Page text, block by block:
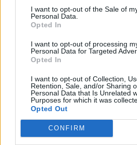
I want to opt-out of the Sale of
Personal Data.
Opted In
I want to opt-out of processing
Personal Data for Targeted
Opted In
I want to opt-out of Collection,
Retention, Sale, and/or Sharing
Personal Data that Is Unrelated
Purposes for which it was
Opted Out
CONFIRM
Liga 2 Meu Super: Iancu
Vasilica apita Oliveirense-
Portimonense
Últimas notícias